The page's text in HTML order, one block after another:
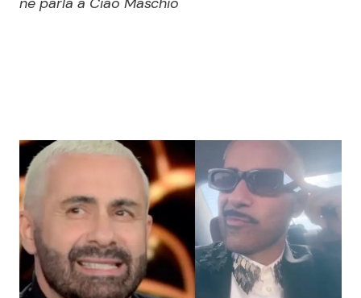
News Musica
News Spettacolo
Benessere
Casa
Cucina e Ricette
Consigli di Cucina